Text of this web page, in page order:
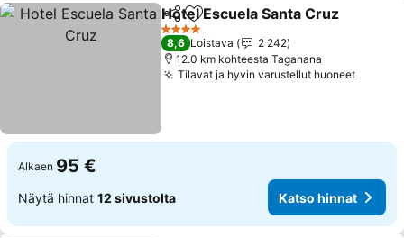
Jaa Lisää suosikkeihin
Hotel Escuela Santa Cruz
4 Tähtiluokitus
8,6 Loistava
2 242
12.0 km kohteesta Taganana
Tilavat ja hyvin varustellut huoneetKatso
Alkaen 95 €
Näytä hinnat 12 sivustolta Katso hinnat